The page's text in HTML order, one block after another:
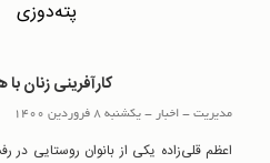
کارآفرینی زنان
مدیریت-اخبار -یکشنبه 8 فروردین 1400
اعظم قلی‌زاده یکی از بانوان روستایی در